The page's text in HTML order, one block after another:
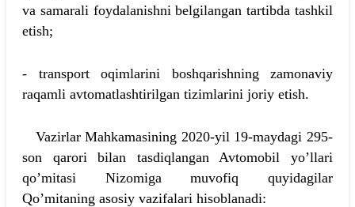
va samarali foydalanishni belgilangan tartibda tashkil
etish;
- transport oqimlarini boshqarishning zamonaviy
raqamli avtomatlashtirilgan tizimlarini joriy etish.
Vazirlar Mahkamasining 2020-yil 19-maydagi 295-
son qarori bilan tasdiqlangan Avtomobil yo’llari
qo’mitasi Nizomiga muvofiq quyidagilar
Qo’mitaning asosiy vazifalari hisoblanadi: